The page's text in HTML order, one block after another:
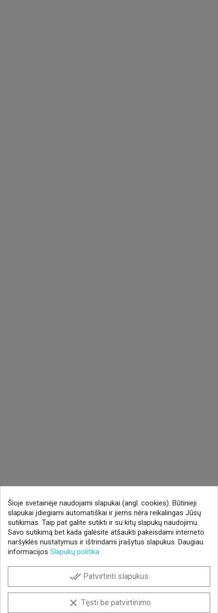
Šioje svetainėje naudojami slapukai (angl. cookies). Būtinieji
slapukai įdiegiami automatiškai ir jiems nėra reikalingas Jūsų
sutikimas. Taip pat galite sutikti ir su kitų slapukų naudojimu.
Savo sutikimą bet kada galėsite atšaukti pakeisdami interneto
naršyklės nustatymus ir ištrindami įrašytus slapukus. Daugiau
informacijos Slapukų politika
done_all Patvirtinti slapukus
clear Tęsti be patvirtinimo